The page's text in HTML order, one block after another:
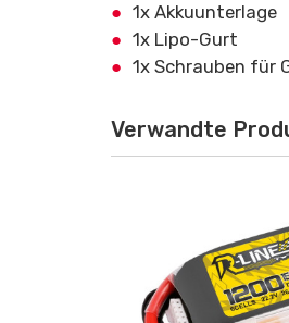
1x Akkuunterlage
1x Lipo-Gurt
1x Schrauben für
Verwandte